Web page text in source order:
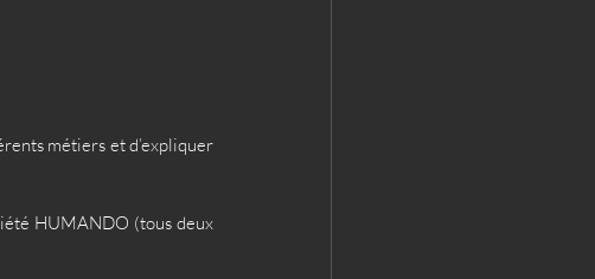
métiers et d’expliquer
HUMANDO (tous deux